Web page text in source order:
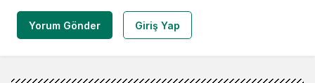
Yorum Gönder Giriş Yap